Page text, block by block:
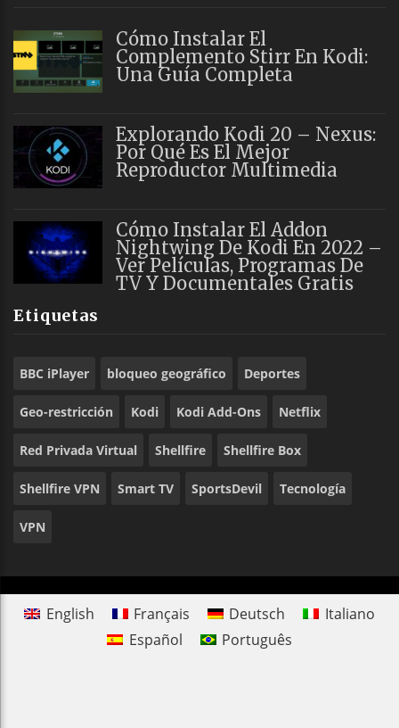
Cómo Instalar El
Complemento Stirr En Kodi:
Una Guía Completa
Explorando Kodi 20 – Nexus:
Por Qué Es El Mejor
Reproductor Multimedia
Cómo Instalar El Addon
Nightwing De Kodi En 2022 –
Ver Películas, Programas De
TV Y Documentales Gratis
Etiquetas
BBC iPlayer bloqueo geográfico Deportes
Geo-restricción Kodi Kodi Add-Ons Netflix
Red Privada Virtual Shellfire Shellfire Box
Shellfire VPN Smart TV SportsDevil Tecnología
VPN
English Français Deutsch
Italiano
Español
Português